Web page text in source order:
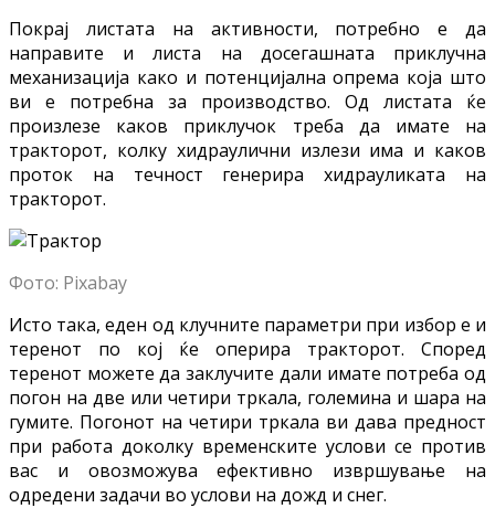
Покрај листата на активности, потребно е да
направите и листа на досегашната приклучна
механизација како и потенцијална опрема која што
ви е потребна за производство. Од листата ќе
произлезе каков приклучок треба да имате на
тракторот, колку хидраулични излези има и каков
проток на течност генерира хидрауликата на
тракторот.
Фото: Pixabay
Исто така, еден од клучните параметри при избор е и
теренот по кој ќе оперира тракторот. Според
теренот можете да заклучите дали имате потреба од
погон на две или четири тркала, големина и шара на
гумите. Погонот на четири тркала ви дава предност
при работа доколку временските услови се против
вас и овозможува ефективно извршување на
одредени задачи во услови на дожд и снег.